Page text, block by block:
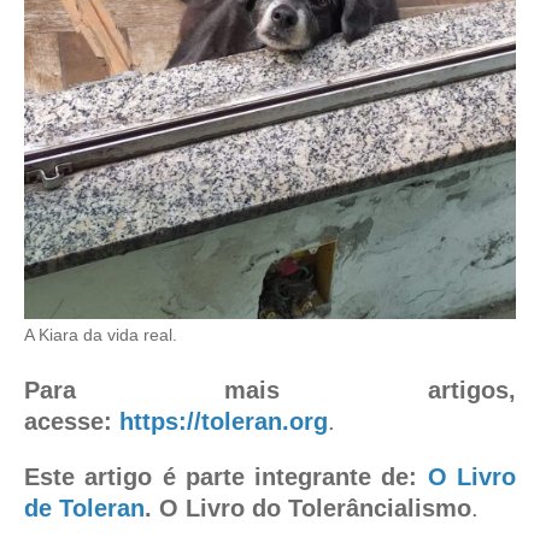
A Kiara da vida real.
Para mais artigos,
acesse: https://toleran.org.
Este artigo é parte integrante de: O Livro
de Toleran. O Livro do Tolerâncialismo.